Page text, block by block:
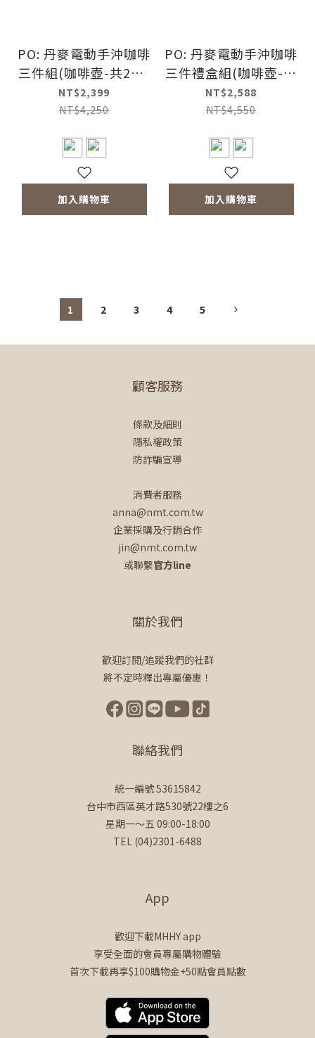
PO: 丹麥電動手沖咖啡
三件組(咖啡壺-共2色/
玻璃杯350ml-共4色/
電動磨豆機2.0)
NT$2,399
NT$4,250
加入購物車
PO: 丹麥電動手沖咖啡
三件禮盒組(咖啡壺-共
2色/玻璃杯350ml-共4
色/電動磨豆機2.0)
NT$2,588
NT$4,550
加入購物車
1 2 3 4 5
顧客服務
條款及細則
隱私權政策
防詐騙宣導
消費者服務
anna@nmt.com.tw
企業採購及行銷合作
jin@nmt.com.tw
或聯繫官方line
關於我們
歡迎訂閱/追蹤我們的社群
將不定時釋出專屬優惠！
聯絡我們
統一編號 53615842
台中市西區英才路530號22樓之6
星期一～五 09:00-18:00
TEL (04)2301-6488
App
歡迎下載MHHY app
享受全面的會員專屬購物體驗
首次下載再享$100購物金+50點會員點數